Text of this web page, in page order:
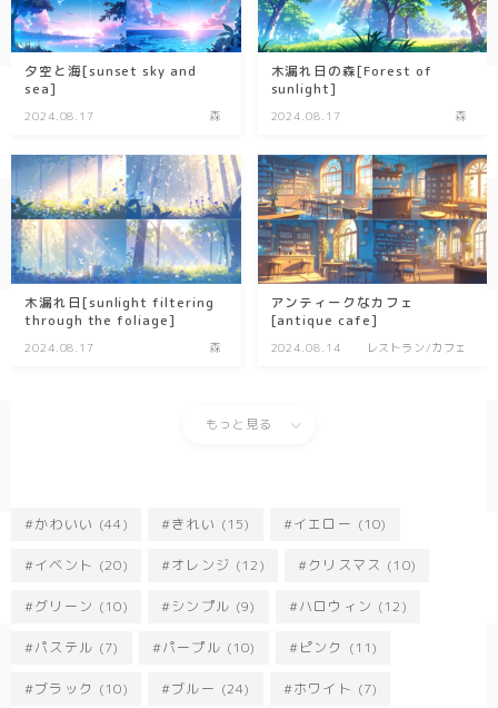
夕空と海[sunset sky and
sea]
2024.08.17 森
木漏れ日の森[Forest of
sunlight]
2024.08.17 森
木漏れ日[sunlight filtering
through the foliage]
2024.08.17 森
アンティークなカフェ
[antique cafe]
2024.08.14 レストラン/カフェ
もっと見る
かわいい (44) きれい (15) イエロー (10)
イベント (20) オレンジ (12) クリスマス (10)
グリーン (10) シンプル (9) ハロウィン (12)
パステル (7) パープル (10) ピンク (11)
ブラック (10) ブルー (24) ホワイト (7)